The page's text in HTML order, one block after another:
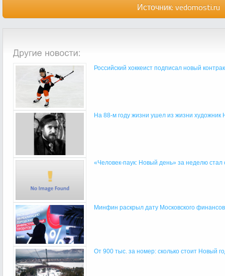
Источник: vedomosti.ru
Российский хоккеист подписал новый
На 88-м году жизни ушел из жизни художник
«Человек-паук: Новый день» за неделю
Минфин раскрыл дату Московского
От 900 тыс. за номер: сколько стоит Новый